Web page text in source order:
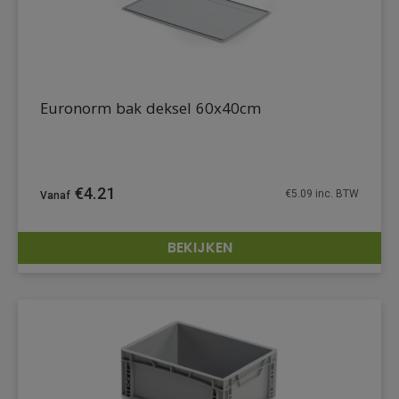
DETAILS
Euronorm bak deksel 60x40cm
€4.21 €5.09 inc. BTW
BEKIJKEN